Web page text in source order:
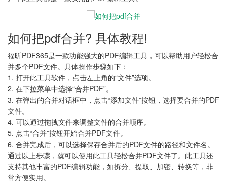
如何把pdf合并? 具体教程!
福昕PDF365是一款功能强大的PDF编辑工具，可以帮助用户轻松合
并多个PDF文件。具体操作步骤如下：
1. 打开此工具软件，点击左上角的“文件”选项。
2. 在下拉菜单中选择“合并PDF”。
3. 在弹出的合并对话框中，点击“添加文件”按钮，选择要合并的PDF
文件。
4. 可以通过拖拽文件来调整文件的合并顺序。
5. 点击“合并”按钮开始合并PDF文件。
6. 合并完成后，可以选择保存合并后的PDF文件的路径和文件名。
通过以上步骤，就可以使用此工具轻松合并PDF文件了。此工具还
支持其他丰富的PDF编辑功能，如拆分、提取、加密、转换等，非
常方便实用。